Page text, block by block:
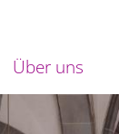
Über uns